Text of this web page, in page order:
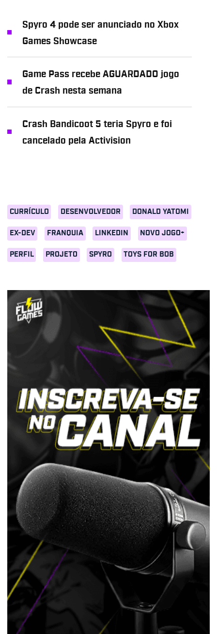
CURRÍCULO DESENVOLVEDOR DONALD YATOMI
EX-DEV FRANQUIA LINKEDIN NOVO JOGO+
PERFIL PROJETO SPYRO TOYS FOR BOB
Spyro 4 pode ser anunciado no Xbox
Games Showcase
Game Pass recebe AGUARDADO jogo
de Crash nesta semana
Crash Bandicoot 5 teria Spyro e foi
cancelado pela Activision